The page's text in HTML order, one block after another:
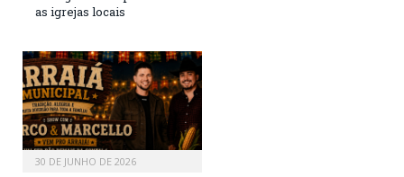
as igrejas locais
30 DE JUNHO DE 2026